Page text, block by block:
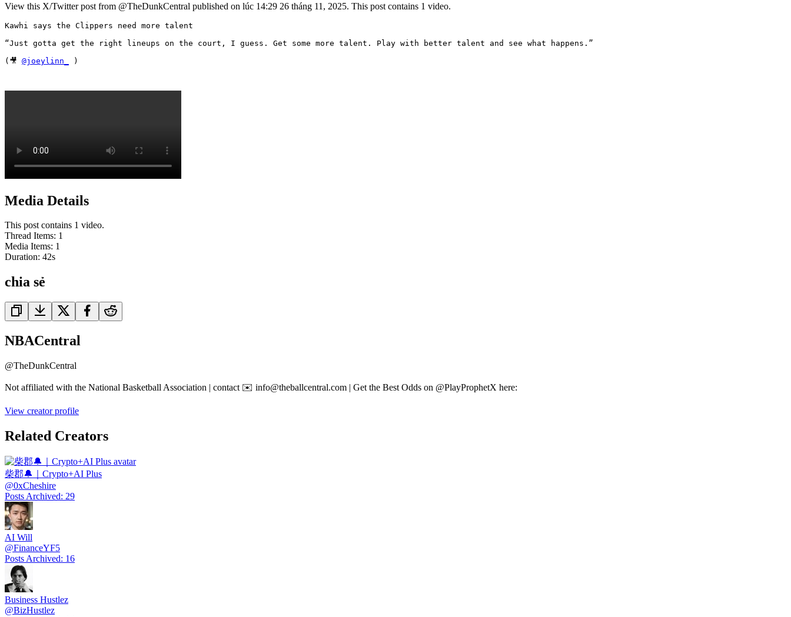
View this X/Twitter post from @TheDunkCentral published on lúc 14:29 26 tháng 11, 2025. This post contains 1 video.
Kawhi says the Clippers need more talent
“Just gotta get the right lineups on the court, I guess. Get some more talent. Play with better talent and see what happens.”
(🎥 @joeylinn_ )
Media Details
This post contains 1 video.
Thread Items: 1
Media Items: 1
Duration: 42s
chia sẻ
NBACentral
@TheDunkCentral
Not affiliated with the National Basketball Association | contact ✉️ info@theballcentral.com | Get the Best Odds on @PlayProphetX here:
View creator profile
Related Creators
柴郡🔔｜Crypto+AI Plus
@0xCheshire
Posts Archived: 29
AI Will
@FinanceYF5
Posts Archived: 16
Business Hustlez
@BizHustlez